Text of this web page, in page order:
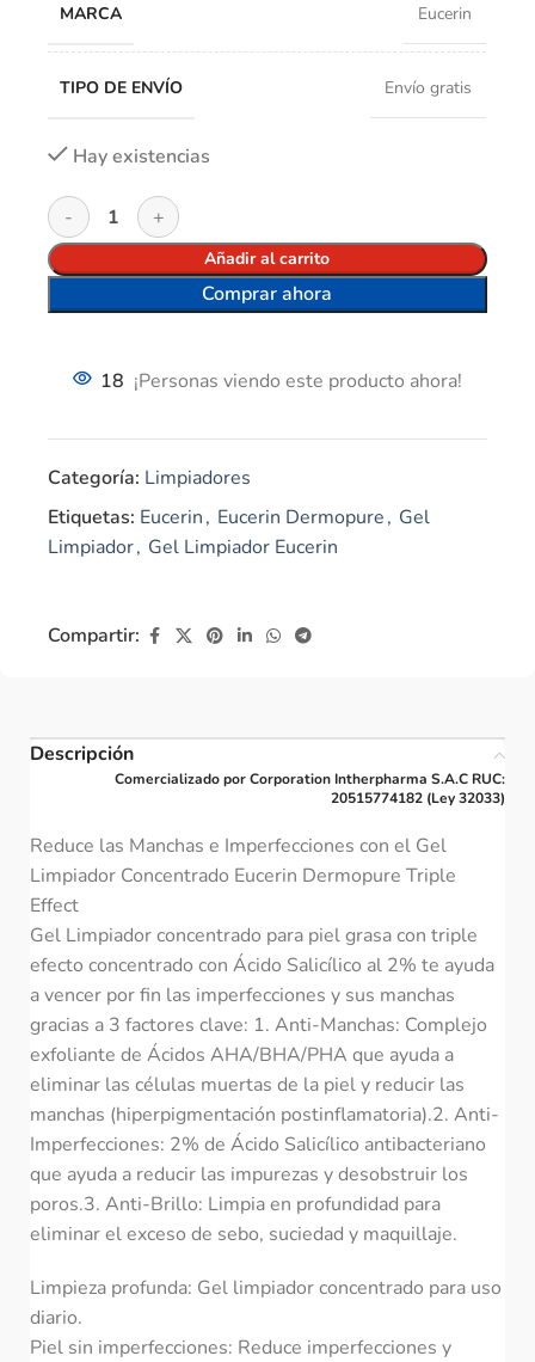
MARCA Eucerin
TIPO DE ENVÍO Envío gratis
Hay existencias
Añadir al carrito
Comprar ahora
18 ¡Personas viendo este producto ahora!
Categoría: Limpiadores
Etiquetas: Eucerin, Eucerin Dermopure, Gel
Limpiador, Gel Limpiador Eucerin
Compartir:
Descripción
Comercializado por Corporation Intherpharma S.A.C RUC:
20515774182 (Ley 32033)
Reduce las Manchas e Imperfecciones con el Gel
Limpiador Concentrado Eucerin Dermopure Triple
Effect
Gel Limpiador concentrado para piel grasa con triple
efecto concentrado con Ácido Salicílico al 2% te ayuda
a vencer por fin las imperfecciones y sus manchas
gracias a 3 factores clave: 1. Anti-Manchas: Complejo
exfoliante de Ácidos AHA/BHA/PHA que ayuda a
eliminar las células muertas de la piel y reducir las
manchas (hiperpigmentación postinflamatoria).2. Anti-
Imperfecciones: 2% de Ácido Salicílico antibacteriano
que ayuda a reducir las impurezas y desobstruir los
poros.3. Anti-Brillo: Limpia en profundidad para
eliminar el exceso de sebo, suciedad y maquillaje.
Limpieza profunda: Gel limpiador concentrado para uso
diario.
Piel sin imperfecciones: Reduce imperfecciones y